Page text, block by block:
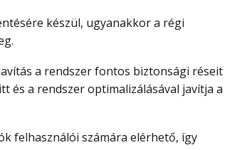
és a rendszer optimalizálásával javítja a